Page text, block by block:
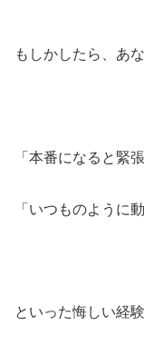
もしかしたら、あ
「本番になると緊
「いつものように
といった悔しい経